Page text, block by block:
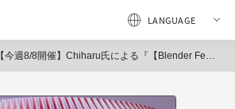
【今週8/8開催】Chiharu氏による『【Blender Fes Extra】Kawaii！イラストルックな3Dアバターモデリング』が8/8(土)にオンライン開催！